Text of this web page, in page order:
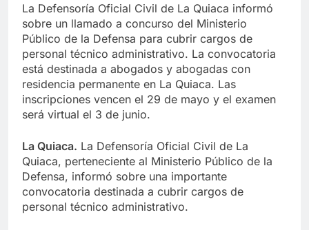
La Defensoría Oficial Civil de La Quiaca informó
sobre un llamado a concurso del Ministerio
Público de la Defensa para cubrir cargos de
personal técnico administrativo. La convocatoria
está destinada a abogados y abogadas con
residencia permanente en La Quiaca. Las
inscripciones vencen el 29 de mayo y el examen
será virtual el 3 de junio.
La Quiaca. La Defensoría Oficial Civil de La
Quiaca, perteneciente al Ministerio Público de la
Defensa, informó sobre una importante
convocatoria destinada a cubrir cargos de
personal técnico administrativo.